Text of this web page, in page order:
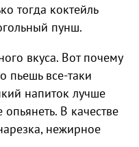
тогда коктейль
пунш.
вкуса. Вот почему
пьешь все-таки
напиток лучше
В качестве
нежирное